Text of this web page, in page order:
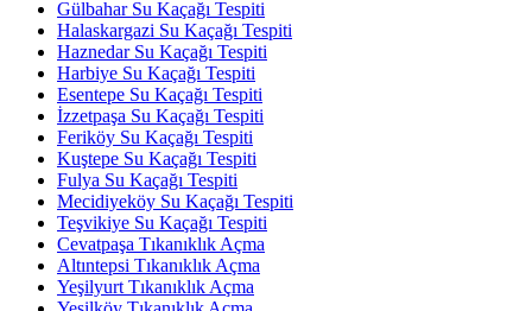
Gülbahar Su Kaçağı Tespiti
Halaskargazi Su Kaçağı Tespiti
Haznedar Su Kaçağı Tespiti
Harbiye Su Kaçağı Tespiti
Esentepe Su Kaçağı Tespiti
İzzetpaşa Su Kaçağı Tespiti
Feriköy Su Kaçağı Tespiti
Kuştepe Su Kaçağı Tespiti
Fulya Su Kaçağı Tespiti
Mecidiyeköy Su Kaçağı Tespiti
Teşvikiye Su Kaçağı Tespiti
Cevatpaşa Tıkanıklık Açma
Altıntepsi Tıkanıklık Açma
Yeşilyurt Tıkanıklık Açma